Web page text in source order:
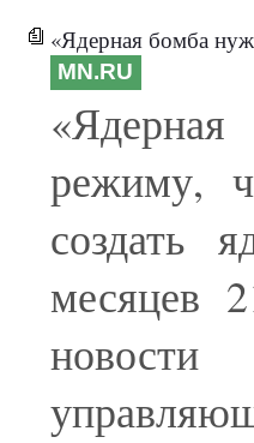
«Ядерная бомба нужна
MN.RU
режиму,
создать
месяцев